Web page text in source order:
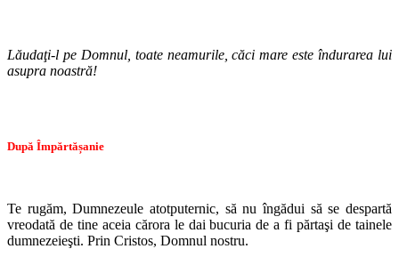
Lăudaţi-l pe Domnul, toate neamurile, căci mare este îndurarea lui
asupra noastră!
După Împărtășanie
Te rugăm, Dumnezeule atotputernic, să nu îngădui să se despartă
vreodată de tine aceia cărora le dai bucuria de a fi părtaşi de tainele
dumnezeieşti. Prin Cristos, Domnul nostru.